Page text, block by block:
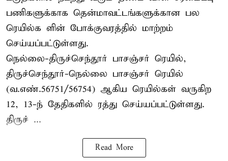
பணிகளுக்காக தென்மாவட்டங்களுக்கான பல
ரெயில்க ளின் போக்குவரத்தில் மாற்றம்
செய்யப்பட்டுள்ளது.
நெல்லை-திருச்செந்தூர் பாசஞ்சர் ரெயில்,
திருச்செந்தூர்-நெல்லை பாசஞ்சர் ரெயில்
(வ.எண்.56751/56754) ஆகிய ரெயில்கள் வருகிற
12, 13-ந் தேதிகளில் ரத்து செய்யப்பட்டுள்ளது.
திருச் ...
Read More